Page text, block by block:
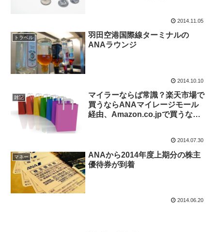
2014.11.05
トラベル
羽田空港国際線ターミナルの
ANAラウンジ
2014.10.10
雑記
マイラーならば常識？楽天市場で
買うならANAマイレージモール
経由、Amazon.co.jpで買うなら
2014.07.30
マネー
ANAから2014年度上期分の株主
優待券が到着
2014.06.20